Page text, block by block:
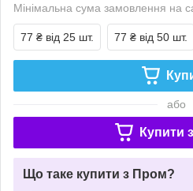
Мінімальна сума замовлення на
77 ₴ від 25 шт. 77 ₴ від 50 шт.
або
Купити з
Що таке купити з Пром?